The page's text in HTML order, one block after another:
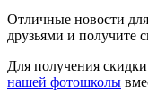
Отличные новости
друзьями и получите
Для получения
нашей фотошколы